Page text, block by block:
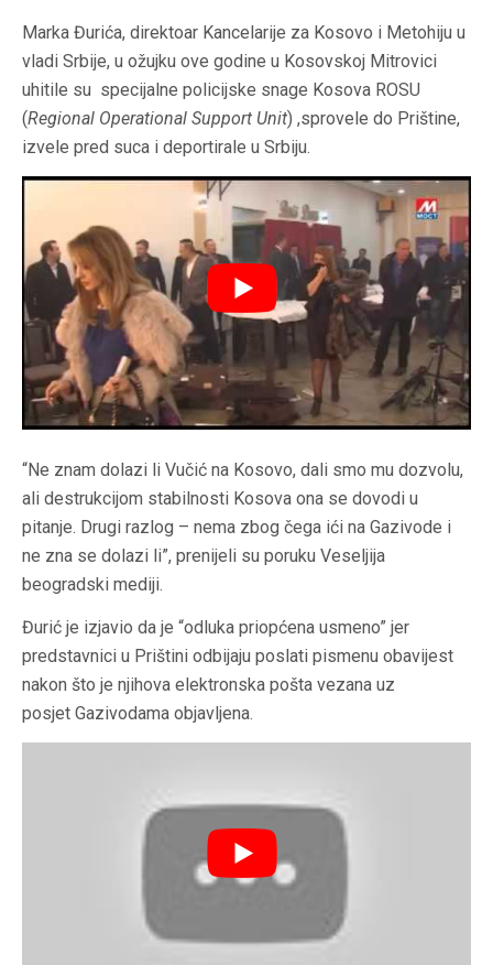
Marka Đurića, direktoar Kancelarije za Kosovo i Metohiju u
vladi Srbije, u ožujku ove godine u Kosovskoj Mitrovici
uhitile su specijalne policijske snage Kosova ROSU
(Regional Operational Support Unit) ,sprovele do Prištine,
izvele pred suca i deportirale u Srbiju.
“Ne znam dolazi li Vučić na Kosovo, dali smo mu dozvolu,
ali destrukcijom stabilnosti Kosova ona se dovodi u
pitanje. Drugi razlog – nema zbog čega ići na Gazivode i
ne zna se dolazi li”, prenijeli su poruku Veseljija
beogradski mediji.
Đurić je izjavio da je “odluka priopćena usmeno” jer
predstavnici u Prištini odbijaju poslati pismenu obavijest
nakon što je njihova elektronska pošta vezana uz
posjet Gazivodama objavljena.